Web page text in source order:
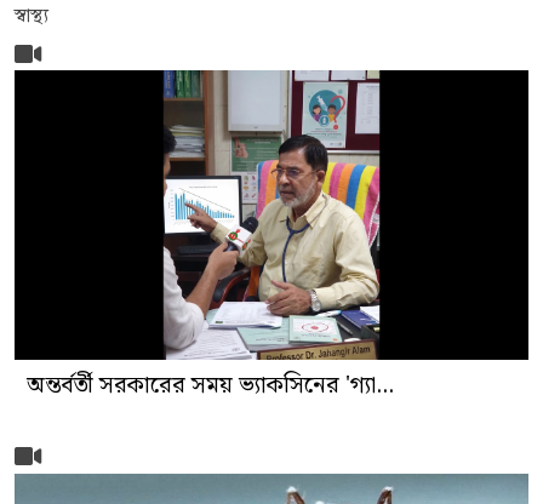
স্বাস্থ্য
অন্তর্বর্তী সরকারের সময় ভ্যাকসিনের 'গ্যা...